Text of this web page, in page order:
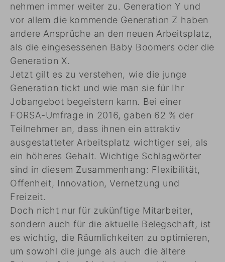
nehmen immer weiter zu. Generation Y und
vor allem die kommende Generation Z haben
andere Ansprüche an den neuen Arbeitsplatz,
als die eingesessenen Baby Boomers oder die
Generation X.
Jetzt gilt es zu verstehen, wie die junge
Generation tickt und wie man sie für Ihr
Jobangebot begeistern kann. Bei einer
FORSA-Umfrage in 2016, gaben 62 % der
Teilnehmer an, dass ihnen ein attraktiv
ausgestatteter Arbeitsplatz wichtiger sei, als
ein höheres Gehalt. Wichtige Schlagwörter
sind in diesem Zusammenhang: Flexibilität,
Offenheit, Innovation, Vernetzung und
Freizeit.
Doch nicht nur für zukünftige Mitarbeiter,
sondern auch für die aktuelle Belegschaft, ist
es wichtig, die Räumlichkeiten zu optimieren,
um sowohl die junge als auch die ältere